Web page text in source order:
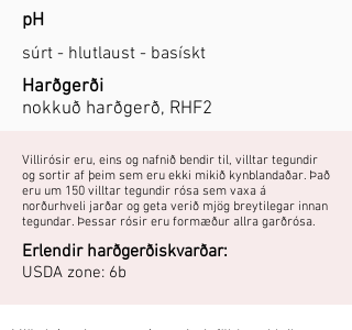
pH
súrt - hlutlaust - basískt
Harðgerði
nokkuð harðgerð, RHF2
Villirósir eru, eins og nafnið bendir til, villtar tegundir
og sortir af þeim sem eru ekki mikið kynblandaðar. Það
eru um 150 villtar tegundir rósa sem vaxa á
norðurhveli jarðar og geta verið mjög breytilegar innan
tegundar. Þessar rósir eru formæður allra garðrósa.
Erlendir harðgerðiskvarðar:
USDA zone: 6b